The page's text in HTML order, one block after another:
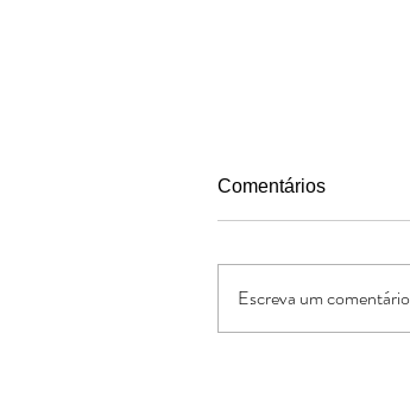
Conte as Bençãos
Comentários
Escreva um comentário